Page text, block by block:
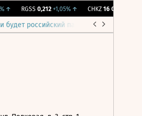
↑ RGSS 0,212 +1,05%↑ CHKZ 16 050
будет российский парламент